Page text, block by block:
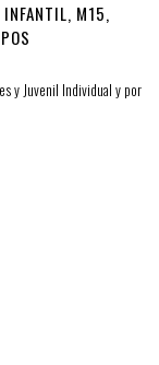
INFANTIL, M15,
y Juvenil Individual y por